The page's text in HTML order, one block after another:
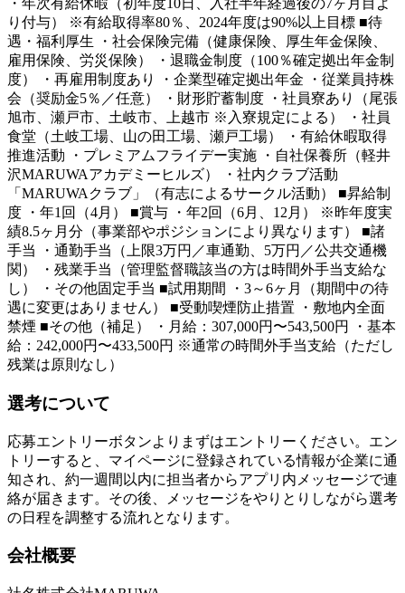
・年次有給休暇（初年度10日、入社半年経過後の7ヶ月目よ
り付与） ※有給取得率80％、2024年度は90%以上目標 ■待
遇・福利厚生 ・社会保険完備（健康保険、厚生年金保険、
雇用保険、労災保険） ・退職金制度（100％確定拠出年金制
度） ・再雇用制度あり ・企業型確定拠出年金 ・従業員持株
会（奨励金5％／任意） ・財形貯蓄制度 ・社員寮あり（尾張
旭市、瀬戸市、土岐市、上越市 ※入寮規定による） ・社員
食堂（土岐工場、山の田工場、瀬戸工場） ・有給休暇取得
推進活動 ・プレミアムフライデー実施 ・自社保養所（軽井
沢MARUWAアカデミーヒルズ） ・社内クラブ活動
「MARUWAクラブ」（有志によるサークル活動） ■昇給制
度 ・年1回（4月） ■賞与 ・年2回（6月、12月） ※昨年度実
績8.5ヶ月分（事業部やポジションにより異なります） ■諸
手当 ・通勤手当（上限3万円／車通勤、5万円／公共交通機
関） ・残業手当（管理監督職該当の方は時間外手当支給な
し） ・その他固定手当 ■試用期間 ・3～6ヶ月（期間中の待
遇に変更はありません） ■受動喫煙防止措置 ・敷地内全面
禁煙 ■その他（補足） ・月給：307,000円〜543,500円 ・基本
給：242,000円〜433,500円 ※通常の時間外手当支給（ただし
残業は原則なし）
選考について
応募エントリーボタンよりまずはエントリーください。エン
トリーすると、マイページに登録されている情報が企業に通
知され、約一週間以内に担当者からアプリ内メッセージで連
絡が届きます。その後、メッセージをやりとりしながら選考
の日程を調整する流れとなります。
会社概要